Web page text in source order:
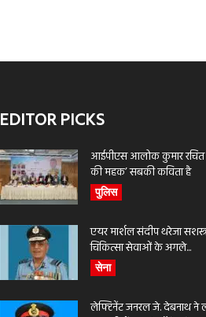
EDITOR PICKS
आईपीएस आलोक कुमार रचित
की महक’ सबकी कविता है
पुलिस
एयर मार्शल संदीप थरेजा
चिकित्सा सेवाओं के अगले...
सेना
लेफ्टिनेंट जनरल जे. देबनाथ